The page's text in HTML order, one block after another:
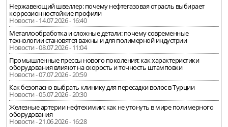
Нержавеющий швеллер: почему нефтегазовая отрасль выбирает
коррозионностойкие профили
Новости - 14.07.2026 - 16:40
Металлообработка и сложные детали: почему современные
технологии становятся важны и для полимерной индустрии
Новости - 08.07.2026 - 11:04
Промышленные прессы нового поколения: как характеристики
оборудования влияют на скорость и точность штамповки
Новости - 07.07.2026 - 20:59
Как безопасно выбрать клинику для пересадки волос в Турции
Новости - 05.07.2026 - 20:30
Железные артерии нефтехимии: как не утонуть в мире полимерного
оборудования
Новости - 21.06.2026 - 16:28